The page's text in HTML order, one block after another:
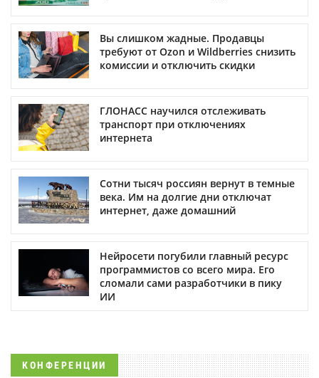
Вы слишком жадные. Продавцы
требуют от Ozon и Wildberries снизить
комиссии и отключить скидки
ГЛОНАСС научился отслеживать
транспорт при отключениях
интернета
Сотни тысяч россиян вернут в темные
века. Им на долгие дни отключат
интернет, даже домашний
Нейросети погубили главный ресурс
программистов со всего мира. Его
сломали сами разработчики в пику
ИИ
КОНФЕРЕНЦИИ